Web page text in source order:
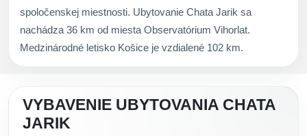
spoločenskej miestnosti. Ubytovanie Chata Jarik sa
nachádza 36 km od miesta Observatórium Vihorlat.
Medzinárodné letisko Košice je vzdialené 102 km.
VYBAVENIE UBYTOVANIA CHATA
JARIK